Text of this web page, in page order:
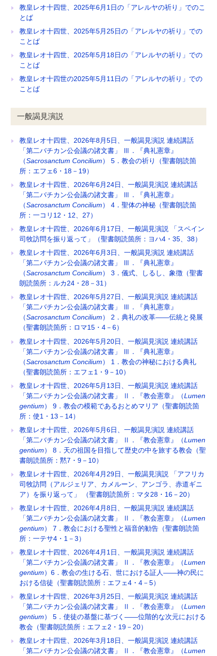
教皇レオ十四世、2025年6月1日の「アレルヤの祈り」でのこ
とば
教皇レオ十四世、2025年5月25日の「アレルヤの祈り」での
ことば
教皇レオ十四世、2025年5月18日の「アレルヤの祈り」での
ことば
教皇レオ十四世の2025年5月11日の「アレルヤの祈り」での
ことば
一般謁見演説
教皇レオ十四世、2026年8月5日、一般謁見演説 連続講話
「第二バチカン公会議の諸文書」 Ⅲ．『典礼憲章』
（Sacrosanctum Concilium） 5．教会の祈り（聖書朗読箇
所：エフェ6・18－19）
教皇レオ十四世、2026年6月24日、一般謁見演説 連続講話
「第二バチカン公会議の諸文書」 Ⅲ．『典礼憲章』
（Sacrosanctum Concilium） 4．聖体の神秘（聖書朗読箇
所：一コリ12・12、27）
教皇レオ十四世、2026年6月17日、一般謁見演説 「スペイン
司牧訪問を振り返って」（聖書朗読箇所：ヨハ4・35、38）
教皇レオ十四世、2026年6月3日、一般謁見演説 連続講話
「第二バチカン公会議の諸文書」 Ⅲ．『典礼憲章』
（Sacrosanctum Concilium） 3．儀式、しるし、象徴（聖書
朗読箇所：ルカ24・28－31）
教皇レオ十四世、2026年5月27日、一般謁見演説 連続講話
「第二バチカン公会議の諸文書」 Ⅲ．『典礼憲章』
（Sacrosanctum Concilium） 2．典礼の改革――伝統と発展
（聖書朗読箇所：ロマ15・4－6）
教皇レオ十四世、2026年5月20日、一般謁見演説 連続講話
「第二バチカン公会議の諸文書」 Ⅲ．『典礼憲章』
（Sacrosanctum Concilium） 1．教会の神秘における典礼
（聖書朗読箇所：エフェ1・9－10）
教皇レオ十四世、2026年5月13日、一般謁見演説 連続講話
「第二バチカン公会議の諸文書」 Ⅱ．『教会憲章』（Lumen
gentium） 9．教会の模範であるおとめマリア（聖書朗読箇
所：使1・13－14）
教皇レオ十四世、2026年5月6日、一般謁見演説 連続講話
「第二バチカン公会議の諸文書」 Ⅱ．『教会憲章』（Lumen
gentium） 8．天の祖国を目指して歴史の中を旅する教会（聖
書朗読箇所：黙7・9－10）
教皇レオ十四世、2026年4月29日、一般謁見演説 「アフリカ
司牧訪問（アルジェリア、カメルーン、アンゴラ、赤道ギニ
ア）を振り返って」 （聖書朗読箇所：マタ28・16－20）
教皇レオ十四世、2026年4月8日、一般謁見演説 連続講話
「第二バチカン公会議の諸文書」 Ⅱ．『教会憲章』（Lumen
gentium） 7．教会における聖性と福音的勧告（聖書朗読箇
所：一テサ4・1－3）
教皇レオ十四世、2026年4月1日、一般謁見演説 連続講話
「第二バチカン公会議の諸文書」 Ⅱ．『教会憲章』（Lumen
gentium）6．教会の生ける石、世における証人――神の民に
おける信徒（聖書朗読箇所：エフェ4・4－5）
教皇レオ十四世、2026年3月25日、一般謁見演説 連続講話
「第二バチカン公会議の諸文書」 Ⅱ．『教会憲章』（Lumen
gentium） 5．使徒の基盤に基づく――位階的な次元における
教会（聖書朗読箇所：エフェ2・19－20）
教皇レオ十四世、2026年3月18日、一般謁見演説 連続講話
「第二バチカン公会議の諸文書」 Ⅱ．『教会憲章』（Lumen